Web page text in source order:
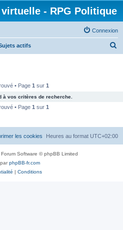
- RPG Politique
Connexion
actifs
h
• Page 1 sur 1
à vos critères de recherche.
• Page 1 sur 1
Heures au format UTC+02:00
les cookies
Software © phpBB Limited
phpBB-fr.com
| Conditions